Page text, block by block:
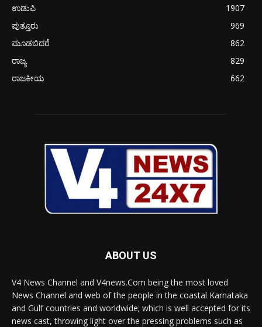
ಉಡುಪಿ
1907
ಪುತ್ತೂರು
969
ಮೂಡಬಿದರೆ
862
ರಾಜ್ಯ
829
ರಾಜಕೀಯ
662
ABOUT US
V4 News Channel and V4news.Com being the most loved
News Channel and web of the people in the coastal Karnataka
and Gulf countries and worldwide; which is well accepted for its
news cast, throwing light over the pressing problems such as